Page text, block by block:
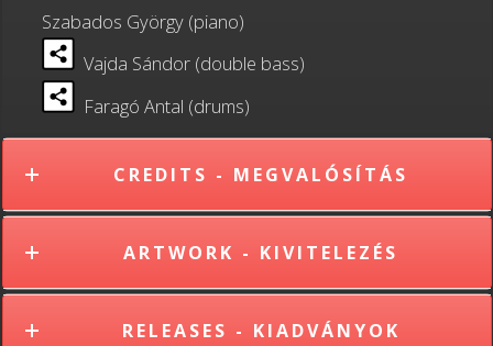
Szabados György (piano)
Vajda Sándor (double bass)
Faragó Antal (drums)
CREDITS - MEGVALÓSÍTÁS
ARTWORK - KIVITELEZÉS
RELEASES - KIADVÁNYOK